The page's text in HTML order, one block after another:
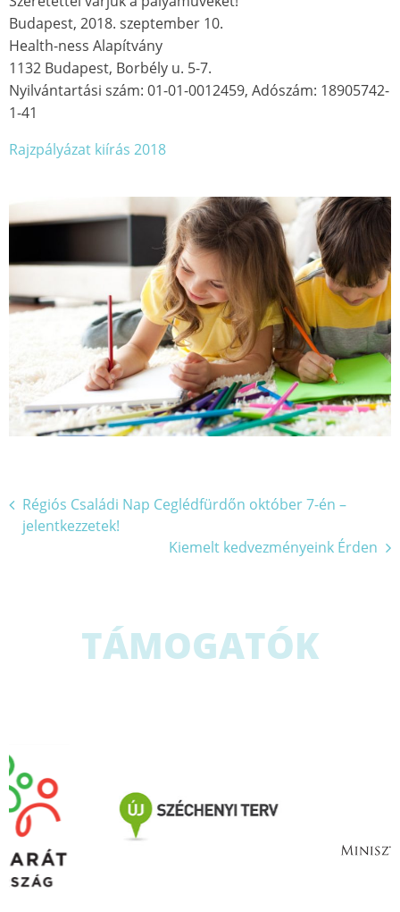
Budapest, 2018. szeptember 10.
Health-ness Alapítvány
1132 Budapest, Borbély u. 5-7.
Nyilvántartási szám: 01-01-0012459, Adószám: 18905742-
1-41
Rajzpályázat kiírás 2018
Bejegyzés
navigáció
Régiós Családi Nap Ceglédfürdőn október 7-én –
jelentkezzetek!
Kiemelt kedvezményeink Érden
TÁMOGATÓK